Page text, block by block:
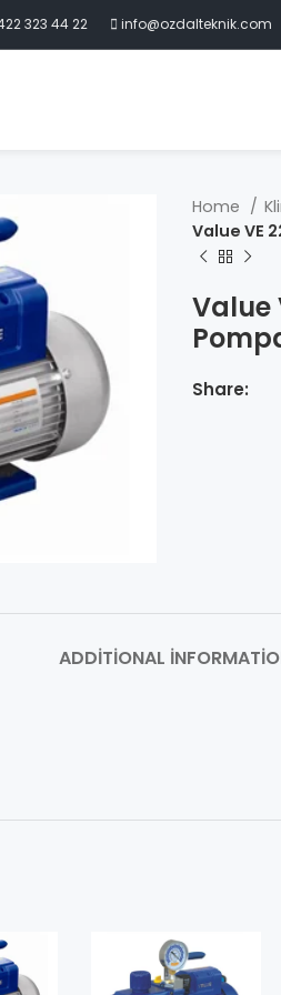
323 44 22 info@ozdalteknik.com
Home
Value VE
Value
Share:
ADDITIONAL